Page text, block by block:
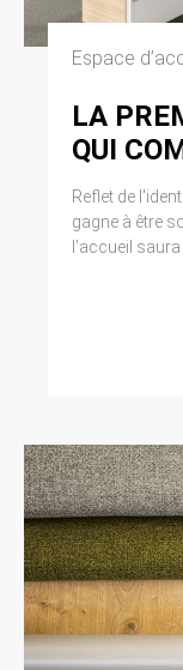
Espace
LA
QUI
Reflet de
gagne à être
l’accueil